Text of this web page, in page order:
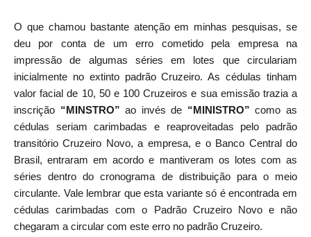
O que chamou bastante atenção em minhas pesquisas, se
deu por conta de um erro cometido pela empresa na
impressão de algumas séries em lotes que circulariam
inicialmente no extinto padrão Cruzeiro. As cédulas tinham
valor facial de 10, 50 e 100 Cruzeiros e sua emissão trazia a
inscrição “MINSTRO” ao invés de “MINISTRO” como as
cédulas seriam carimbadas e reaproveitadas pelo padrão
transitório Cruzeiro Novo, a empresa, e o Banco Central do
Brasil, entraram em acordo e mantiveram os lotes com as
séries dentro do cronograma de distribuição para o meio
circulante. Vale lembrar que esta variante só é encontrada em
cédulas carimbadas com o Padrão Cruzeiro Novo e não
chegaram a circular com este erro no padrão Cruzeiro.